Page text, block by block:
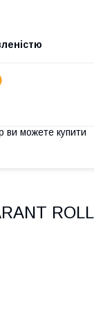
ви можете купити
ROLL